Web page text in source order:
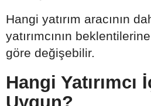
Hangi yatırım aracının
yatırımcının
göre değişebilir.
Hangi Yatırımcı